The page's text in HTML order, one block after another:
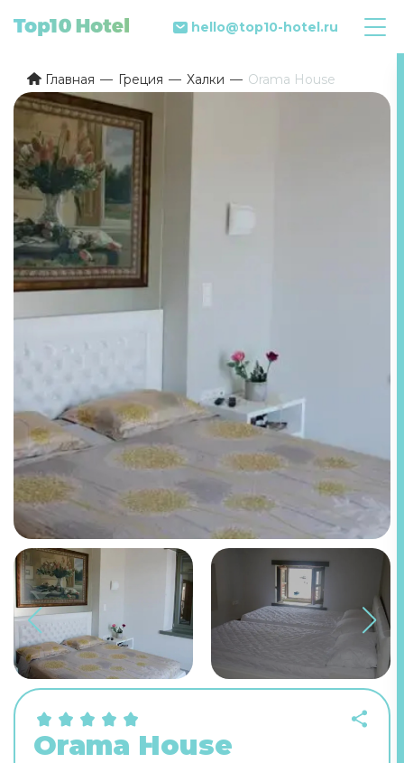
hello@top10-hotel.ru
Главная Греция Халки Orama House
Orama House